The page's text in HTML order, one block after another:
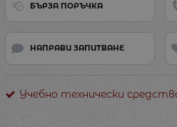
БЪРЗА ПОРЪЧКА
НАПРАВИ ЗАПИТВАНЕ
Учебно технически